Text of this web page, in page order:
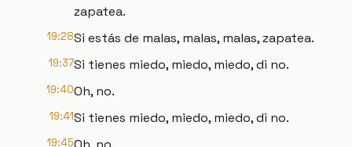
zapatea.
19:28Si estás de malas, malas, malas, zapatea.
19:37Si tienes miedo, miedo, miedo, di no.
19:40Oh, no.
19:41Si tienes miedo, miedo, miedo, di no.
19:45